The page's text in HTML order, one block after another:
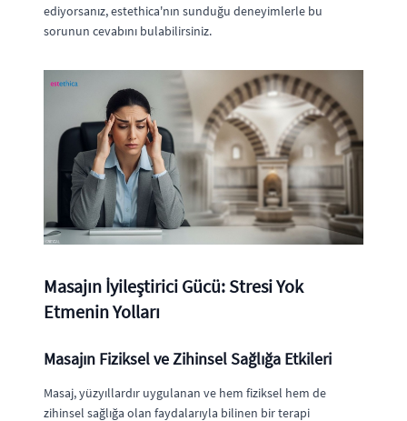
ediyorsanız, estethica'nın sunduğu deneyimlerle bu
sorunun cevabını bulabilirsiniz.
Masajın İyileştirici Gücü: Stresi Yok
Etmenin Yolları
Masajın Fiziksel ve Zihinsel Sağlığa Etkileri
Masaj, yüzyıllardır uygulanan ve hem fiziksel hem de
zihinsel sağlığa olan faydalarıyla bilinen bir terapi